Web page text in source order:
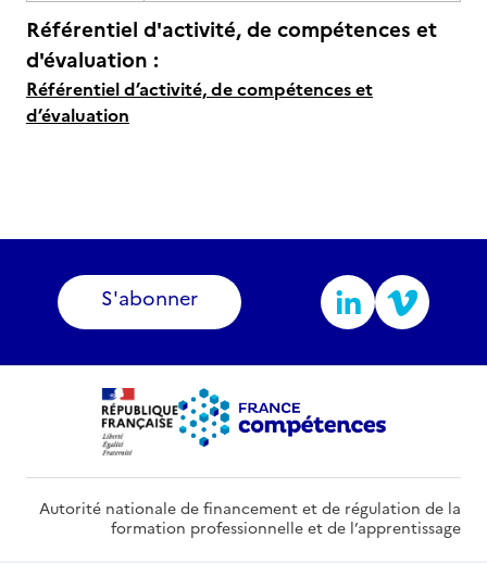
Référentiel d'activité, de compétences et
d'évaluation :
Référentiel d’activité, de compétences et
d’évaluation
S'abonner
Autorité nationale de financement et de régulation de la
formation professionnelle et de l’apprentissage